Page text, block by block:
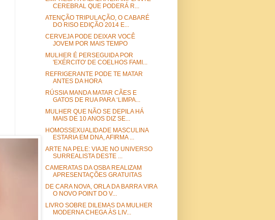
CEREBRAL QUE PODERÁ R...
ATENÇÃO TRIPULAÇÃO, O CABARÉ
DO RISO EDIÇÃO 2014 E...
CERVEJA PODE DEIXAR VOCÊ
JOVEM POR MAIS TEMPO
MULHER É PERSEGUIDA POR
'EXÉRCITO' DE COELHOS FAMI...
REFRIGERANTE PODE TE MATAR
ANTES DA HORA
RÚSSIA MANDA MATAR CÃES E
GATOS DE RUA PARA ‘LIMPA...
MULHER QUE NÃO SE DEPILA HÁ
MAIS DE 10 ANOS DIZ SE...
HOMOSSEXUALIDADE MASCULINA
ESTARIA EM DNA, AFIRMA ...
ARTE NA PELE: VIAJE NO UNIVERSO
SURREALISTA DESTE ...
CAMERATAS DA OSBA REALIZAM
APRESENTAÇÕES GRATUITAS
DE CARA NOVA, ORLA DA BARRA VIRA
O NOVO POINT DO V...
LIVRO SOBRE DILEMAS DA MULHER
MODERNA CHEGA ÀS LIV...